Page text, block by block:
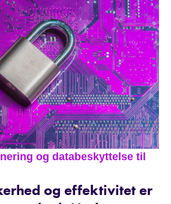
og databeskyttelse til
og effektivitet er